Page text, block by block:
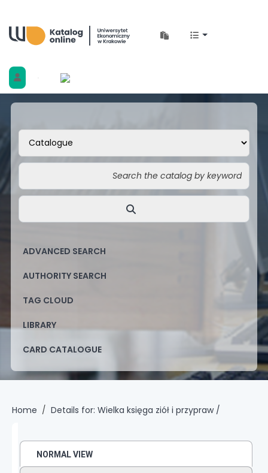
Biblioteka Uniwersytetu Ekonomicznego w
ADVANCED SEARCH
AUTHORITY SEARCH
TAG CLOUD
LIBRARY
CARD CATALOGUE
Home Details for: Wielka księga ziół i przypraw /
NORMAL VIEW